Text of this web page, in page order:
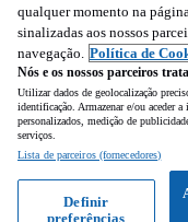
qualquer momento na
sinalizadas aos nossos
navegação. Política de
Nós e os nossos parceiros
Utilizar dados de geolocalização
identificação. Armazenar e/ou aceder
personalizados, medição de
serviços.
Lista de parceiros (fornecedores)
Definir
preferências